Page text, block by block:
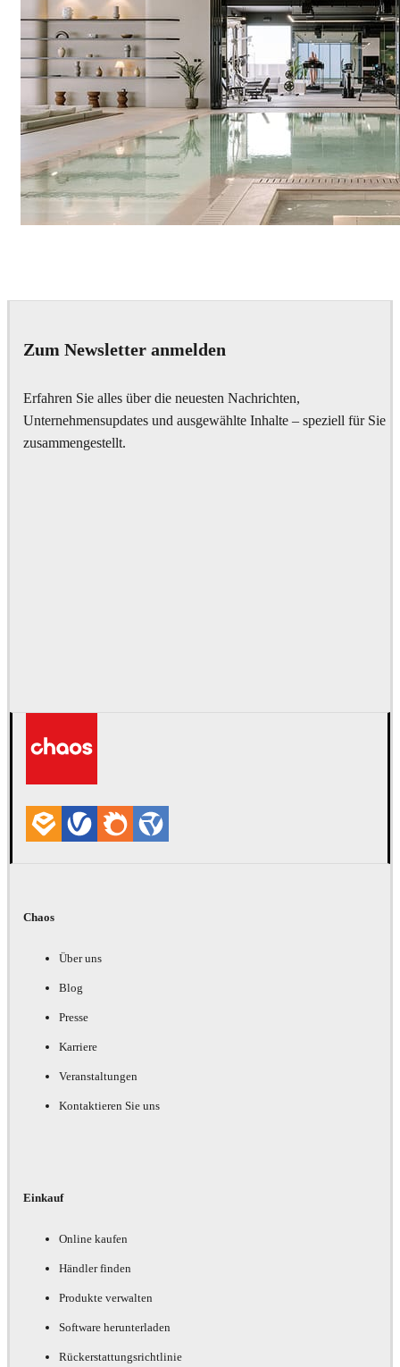
Zum Newsletter anmelden
Erfahren Sie alles über die neuesten Nachrichten,
Unternehmensupdates und ausgewählte Inhalte – speziell für Sie
zusammengestellt.
Chaos
Über uns
Blog
Presse
Karriere
Veranstaltungen
Kontaktieren Sie uns
Einkauf
Online kaufen
Händler finden
Produkte verwalten
Software herunterladen
Rückerstattungsrichtlinie